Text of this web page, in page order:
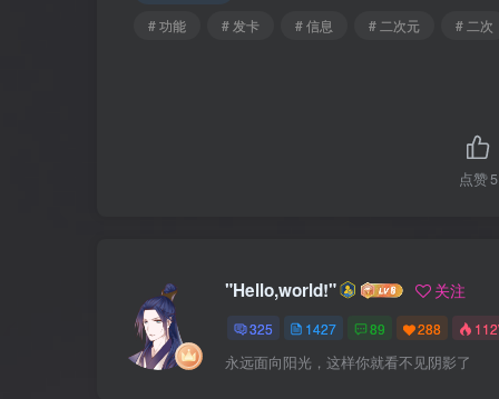
# 功能
# 发卡 # 信息 # 二次元 # 二次
点赞5
"Hello,world!" 关注
325 1427 89 288
永远面向阳光，这样你就看不见阴影了